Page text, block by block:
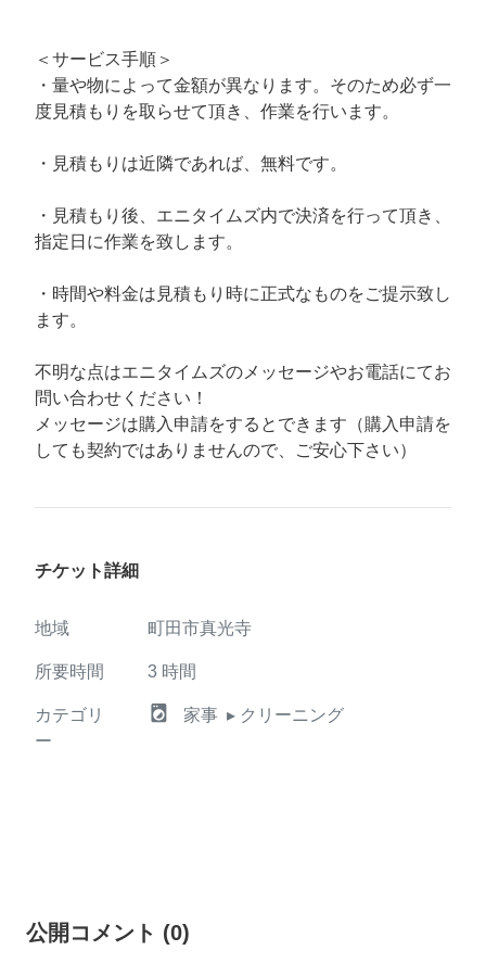
＜サービス手順＞
・量や物によって金額が異なります。そのため必ず一
度見積もりを取らせて頂き、作業を行います。
・見積もりは近隣であれば、無料です。
・見積もり後、エニタイムズ内で決済を行って頂き、
指定日に作業を致します。
・時間や料金は見積もり時に正式なものをご提示致し
ます。
不明な点はエニタイムズのメッセージやお電話にてお
問い合わせください！
メッセージは購入申請をするとできます（購入申請を
しても契約ではありませんので、ご安心下さい）
チケット詳細
地域 町田市真光寺
所要時間 3 時間
カテゴリ
ー
local_laundry_service 家事 ▸ クリーニング
公開コメント (0)